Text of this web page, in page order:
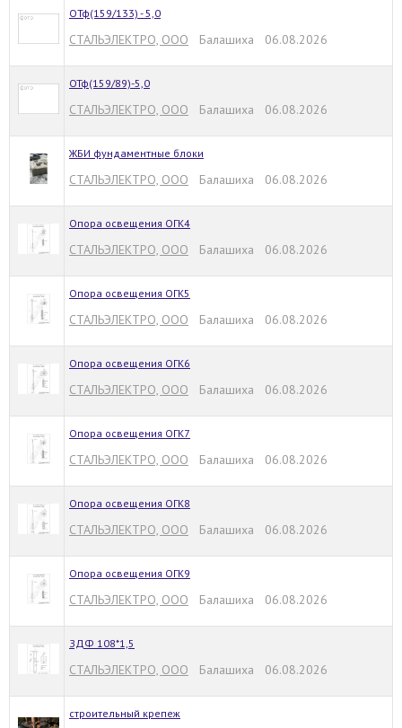
OТф(159/133) - 5,0
СТАЛЬЭЛЕКТРО, ООО Балашиха 06.08.2026
ОТф(159/89)-5,0
СТАЛЬЭЛЕКТРО, ООО Балашиха 06.08.2026
ЖБИ фундаментные блоки
СТАЛЬЭЛЕКТРО, ООО Балашиха 06.08.2026
Опора освещения ОГК4
СТАЛЬЭЛЕКТРО, ООО Балашиха 06.08.2026
Опора освещения ОГК5
СТАЛЬЭЛЕКТРО, ООО Балашиха 06.08.2026
Опора освещения ОГК6
СТАЛЬЭЛЕКТРО, ООО Балашиха 06.08.2026
Опора освещения ОГК7
СТАЛЬЭЛЕКТРО, ООО Балашиха 06.08.2026
Опора освещения ОГК8
СТАЛЬЭЛЕКТРО, ООО Балашиха 06.08.2026
Опора освещения ОГК9
СТАЛЬЭЛЕКТРО, ООО Балашиха 06.08.2026
ЗДФ 108*1,5
СТАЛЬЭЛЕКТРО, ООО Балашиха 06.08.2026
строительный крепеж